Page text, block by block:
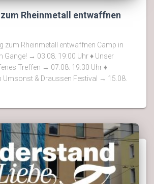
Rheinmetall entwaffnen
zum Rheinmetall entwaffnen Camp in
Gange! → 03.08. 19:00 Uhr ♦ Unser
Treffen → 07.08. 19:30 Uhr ♦
Umsonst & Draussen Festival → 15.08.